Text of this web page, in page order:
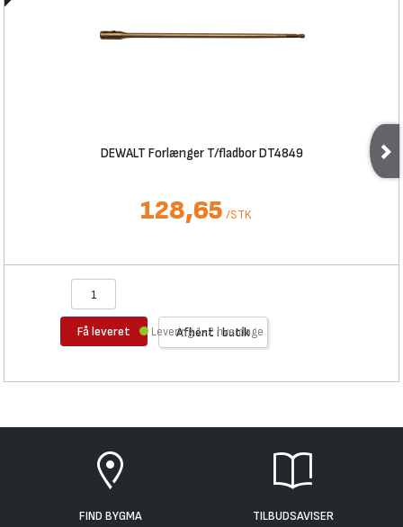
DEWALT Forlænger T/fladbor DT4849
128,65 /STK
Få leveret Afhent i butik
Levering 1-2 hverdage
FIND BYGMA TILBUDSAVISER